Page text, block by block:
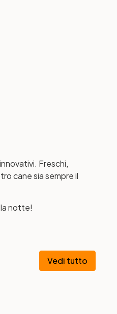
Freschi,
cane sia sempre il
notte!
Vedi tutto